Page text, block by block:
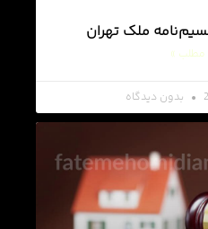
ملک تهران
مطلب »
بدون دیدگاه